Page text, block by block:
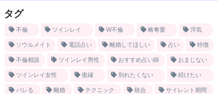
タグ
不倫 ツインレイ W不倫 略奪愛 浮気
ソウルメイト 電話占い 離婚してほしい 占い 特徴
不倫相談 ツインレイ男性 おすすめ占い師 おまじない
ツインレイ女性 復縁 別れたくない 続けたい
バレる 離婚 テクニック 統合 サイレント期間